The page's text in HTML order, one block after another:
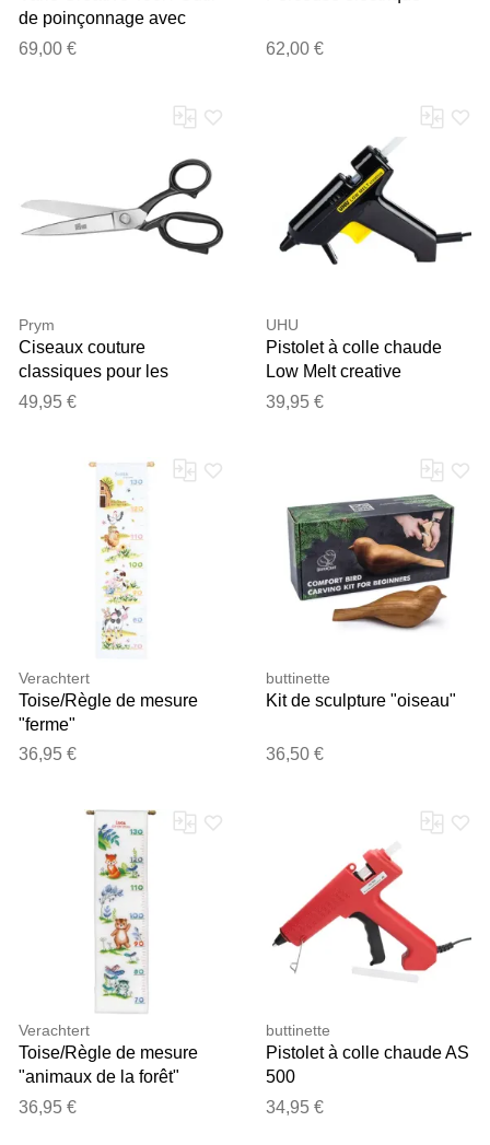
de poinçonnage avec
mesures en longueur et
69,00 € 62,00 €
Prym
Ciseaux couture
classiques pour les
professionnels, 21 cm
49,95 €
UHU
Pistolet à colle chaude
Low Melt creative
39,95 €
Verachtert
Toise/Règle de mesure
"ferme"
36,95 €
buttinette
Kit de sculpture "oiseau"
36,50 €
Verachtert
Toise/Règle de mesure
"animaux de la forêt"
36,95 €
buttinette
Pistolet à colle chaude AS
500
34,95 €